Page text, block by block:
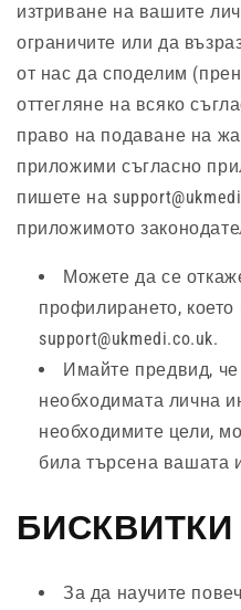
изтриване на вашите
ограничите или да
от нас да споделим
оттегляне на всяко
право на подаване на
приложими съгласно
пишете на
приложимото
Можете да се
профилирането,
support@ukmedi.co.uk.
Имайте предвид,
необходимата лична
необходимите цели,
била търсена вашата
БИСКВИТКИ
За да научите